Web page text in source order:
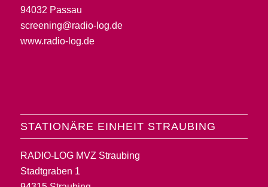
94032 Passau
screening@radio-log.de
www.radio-log.de
STATIONÄRE EINHEIT STRAUBING
RADIO-LOG MVZ Straubing
Stadtgraben 1